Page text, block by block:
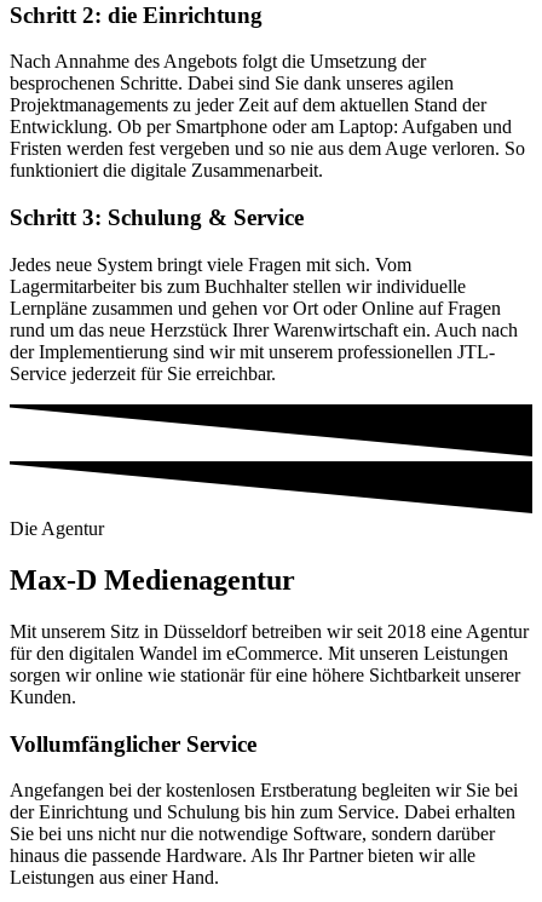
Schritt 2: die Einrichtung
Nach Annahme des Angebots folgt die Umsetzung der
besprochenen Schritte. Dabei sind Sie dank unseres agilen
Projektmanagements zu jeder Zeit auf dem aktuellen Stand der
Entwicklung. Ob per Smartphone oder am Laptop: Aufgaben und
Fristen werden fest vergeben und so nie aus dem Auge verloren. So
funktioniert die digitale Zusammenarbeit.
Schritt 3: Schulung & Service
Jedes neue System bringt viele Fragen mit sich. Vom
Lagermitarbeiter bis zum Buchhalter stellen wir individuelle
Lernpläne zusammen und gehen vor Ort oder Online auf Fragen
rund um das neue Herzstück Ihrer Warenwirtschaft ein. Auch nach
der Implementierung sind wir mit unserem professionellen JTL-
Service jederzeit für Sie erreichbar.
Die Agentur
Max-D Medienagentur
Mit unserem Sitz in Düsseldorf betreiben wir seit 2018 eine Agentur
für den digitalen Wandel im eCommerce. Mit unseren Leistungen
sorgen wir online wie stationär für eine höhere Sichtbarkeit unserer
Kunden.
Vollumfänglicher Service
Angefangen bei der kostenlosen Erstberatung begleiten wir Sie bei
der Einrichtung und Schulung bis hin zum Service. Dabei erhalten
Sie bei uns nicht nur die notwendige Software, sondern darüber
hinaus die passende Hardware. Als Ihr Partner bieten wir alle
Leistungen aus einer Hand.